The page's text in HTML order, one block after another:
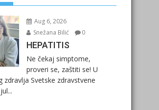
Aug 6, 2026
Snežana Bilić
0
HEPATITIS
Ne čekaj simptome,
proveri se, zaštiti se! U
zdravlja Svetske zdravstvene